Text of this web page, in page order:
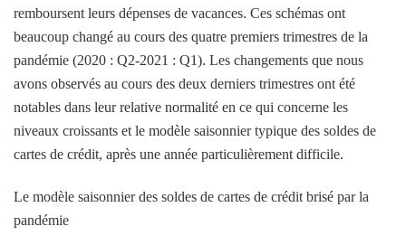
remboursent leurs dépenses de vacances. Ces schémas ont
beaucoup changé au cours des quatre premiers trimestres de la
pandémie (2020 : Q2-2021 : Q1). Les changements que nous
avons observés au cours des deux derniers trimestres ont été
notables dans leur relative normalité en ce qui concerne les
niveaux croissants et le modèle saisonnier typique des soldes de
cartes de crédit, après une année particulièrement difficile.
Le modèle saisonnier des soldes de cartes de crédit brisé par la
pandémie